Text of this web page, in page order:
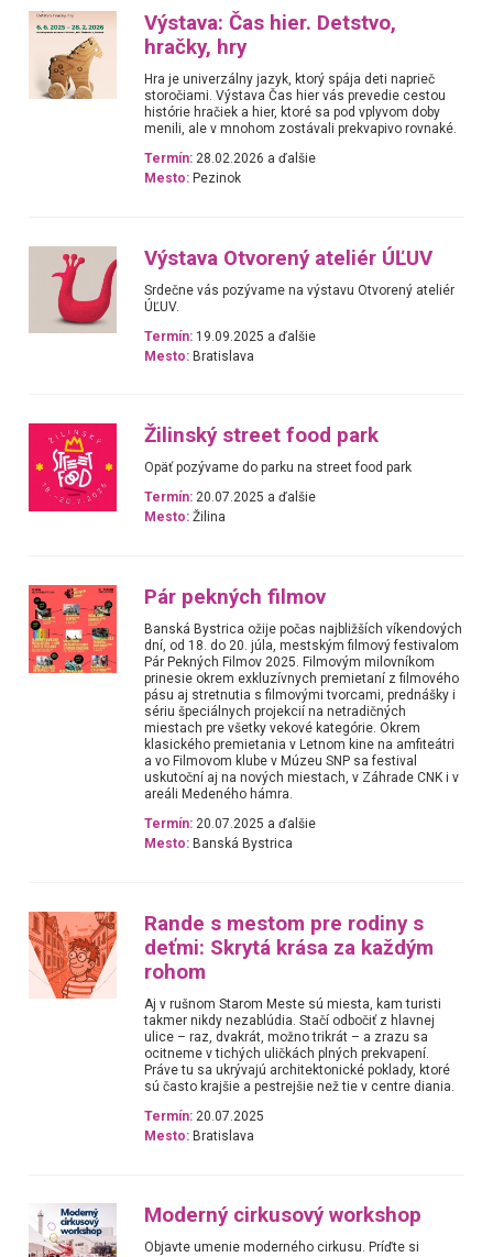
Výstava: Čas hier. Detstvo,
hračky, hry
Hra je univerzálny jazyk, ktorý spája deti naprieč
storočiami. Výstava Čas hier vás prevedie cestou
histórie hračiek a hier, ktoré sa pod vplyvom doby
menili, ale v mnohom zostávali prekvapivo rovnaké.
Termín: 28.02.2026 a ďalšie
Mesto: Pezinok
Výstava Otvorený ateliér ÚĽUV
Srdečne vás pozývame na výstavu Otvorený ateliér
ÚĽUV.
Termín: 19.09.2025 a ďalšie
Mesto: Bratislava
Žilinský street food park
Opäť pozývame do parku na street food park
Termín: 20.07.2025 a ďalšie
Mesto: Žilina
Pár pekných filmov
Banská Bystrica ožije počas najbližších víkendových
dní, od 18. do 20. júla, mestským filmový festivalom
Pár Pekných Filmov 2025. Filmovým milovníkom
prinesie okrem exkluzívnych premietaní z filmového
pásu aj stretnutia s filmovými tvorcami, prednášky i
sériu špeciálnych projekcií na netradičných
miestach pre všetky vekové kategórie. Okrem
klasického premietania v Letnom kine na amfiteátri
a vo Filmovom klube v Múzeu SNP sa festival
uskutoční aj na nových miestach, v Záhrade CNK i v
areáli Medeného hámra.
Termín: 20.07.2025 a ďalšie
Mesto: Banská Bystrica
Rande s mestom pre rodiny s
deťmi: Skrytá krása za každým
rohom
Aj v rušnom Starom Meste sú miesta, kam turisti
takmer nikdy nezablúdia. Stačí odbočiť z hlavnej
ulice – raz, dvakrát, možno trikrát – a zrazu sa
ocitneme v tichých uličkách plných prekvapení.
Práve tu sa ukrývajú architektonické poklady, ktoré
sú často krajšie a pestrejšie než tie v centre diania.
Termín: 20.07.2025
Mesto: Bratislava
Moderný cirkusový workshop
Objavte umenie moderného cirkusu. Príďte si